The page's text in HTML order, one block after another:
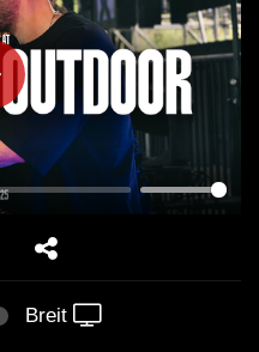
PLAY
Breit